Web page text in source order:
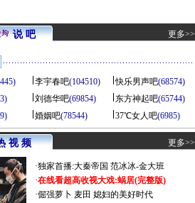
说 吧 更多>>
李宇春吧(104510) 快乐男声吧(68574)
刘德华吧(69854) 东方神起吧(65744)
婚姻吧(78544) 37℃女人吧(6985)
视 频 更多>>
·独家首播:大秦帝国 范冰冰-金大班
·在线看超高收视大戏:蜗居(完整版)
·倔强萝卜 麦田 媳妇的美好时代